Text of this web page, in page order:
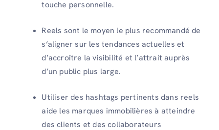
touche personnelle.
Reels sont le moyen le plus recommandé de
s’aligner sur les tendances actuelles et
d’accroître la visibilité et l’attrait auprès
d’un public plus large.
Utiliser des hashtags pertinents dans reels
aide les marques immobilières à atteindre
des clients et des collaborateurs